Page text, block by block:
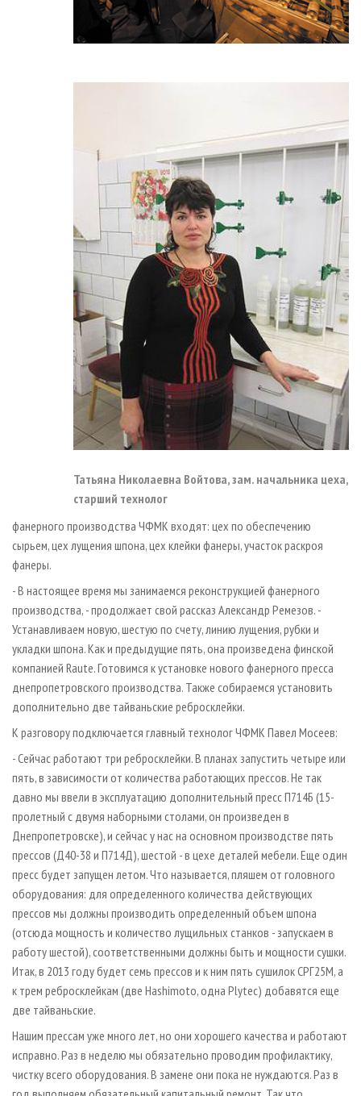
Татьяна Николаевна Войтова, зам. начальника цеха,
старший технолог
фанерного производства ЧФМК входят: цех по обеспечению
сырьем, цех лущения шпона, цех клейки фанеры, участок раскроя
фанеры.
- В настоящее время мы занимаемся реконструкцией фанерного
производства, - продолжает свой рассказ Александр Ремезов. -
Устанавливаем новую, шестую по счету, линию лущения, рубки и
укладки шпона. Как и предыдущие пять, она произведена финской
компанией Raute. Готовимся к установке нового фанерного пресса
днепропетровского производства. Также собираемся установить
дополнительно две тайваньские ребросклейки.
К разговору подключается главный технолог ЧФМК Павел Мосеев:
- Сейчас работают три ребросклейки. В планах запустить четыре или
пять, в зависимости от количества работающих прессов. Не так
давно мы ввели в эксплуатацию дополнительный пресс П714Б (15-
пролетный с двумя наборными столами, он произведен в
Днепропетровске), и сейчас у нас на основном производстве пять
прессов (Д40-38 и П714Д), шестой - в цехе деталей мебели. Еще один
пресс будет запущен летом. Что называется, пляшем от головного
оборудования: для определенного количества действующих
прессов мы должны производить определенный объем шпона
(отсюда мощность и количество лущильных станков - запускаем в
работу шестой), соответственными должны быть и мощности сушки.
Итак, в 2013 году будет семь прессов и к ним пять сушилок СРГ25М, а
к трем ребросклейкам (две Hashimoto, одна Plytec) добавятся еще
две тайваньские.
Нашим прессам уже много лет, но они хорошего качества и работают
исправно. Раз в неделю мы обязательно проводим профилактику,
чистку всего оборудования. В замене они пока не нуждаются. Раз в